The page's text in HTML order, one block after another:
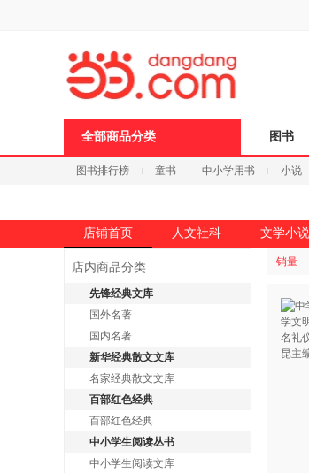
全部商品分类 图书
图书排行榜 童书 中小学用书 小说
店铺首页 人文社科 文学小说
店内商品分类
先锋经典文库
国外名著
国内名著
新华经典散文文库
名家经典散文文库
百部红色经典
百部红色经典
中小学生阅读丛书
中小学生阅读文库
销量
页
浪